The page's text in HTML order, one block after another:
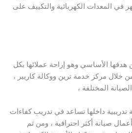
المعدات الكهربائية والتكييف على
الأساسي وهو إراحة عملائها بكل
خلال مركز خدمة ترين ووكالة كاريير ،
المختلفة ،
داخلها تساعد في تدريب كفاءات
صيانة أكثر احترافية ، ومن ثم